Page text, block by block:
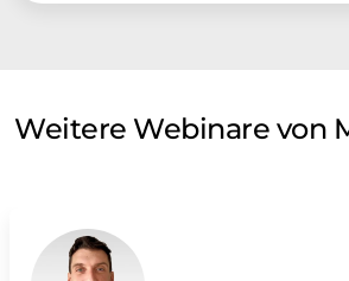
Weitere Webinare von